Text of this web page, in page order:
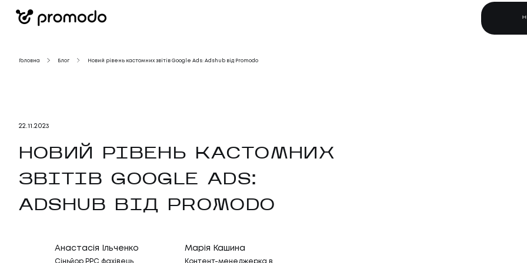
Головна Блог Новий рівень кастомних звітів Google Ads: Adshub від Promodo
22 11 2023
НОВИЙ РІВЕНЬ КАСТОМНИХ
ЗВІТІВ GOOGLE ADS:
ADSHUB ВІД PROMODO
Анастасія Ільченко
Сіньйор PPC фахівець
Марія Кашина
Контент-менеджерка в